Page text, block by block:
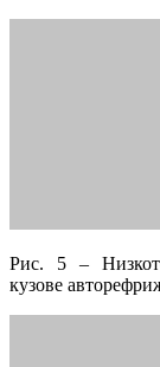
Рис. 5 –
кузове